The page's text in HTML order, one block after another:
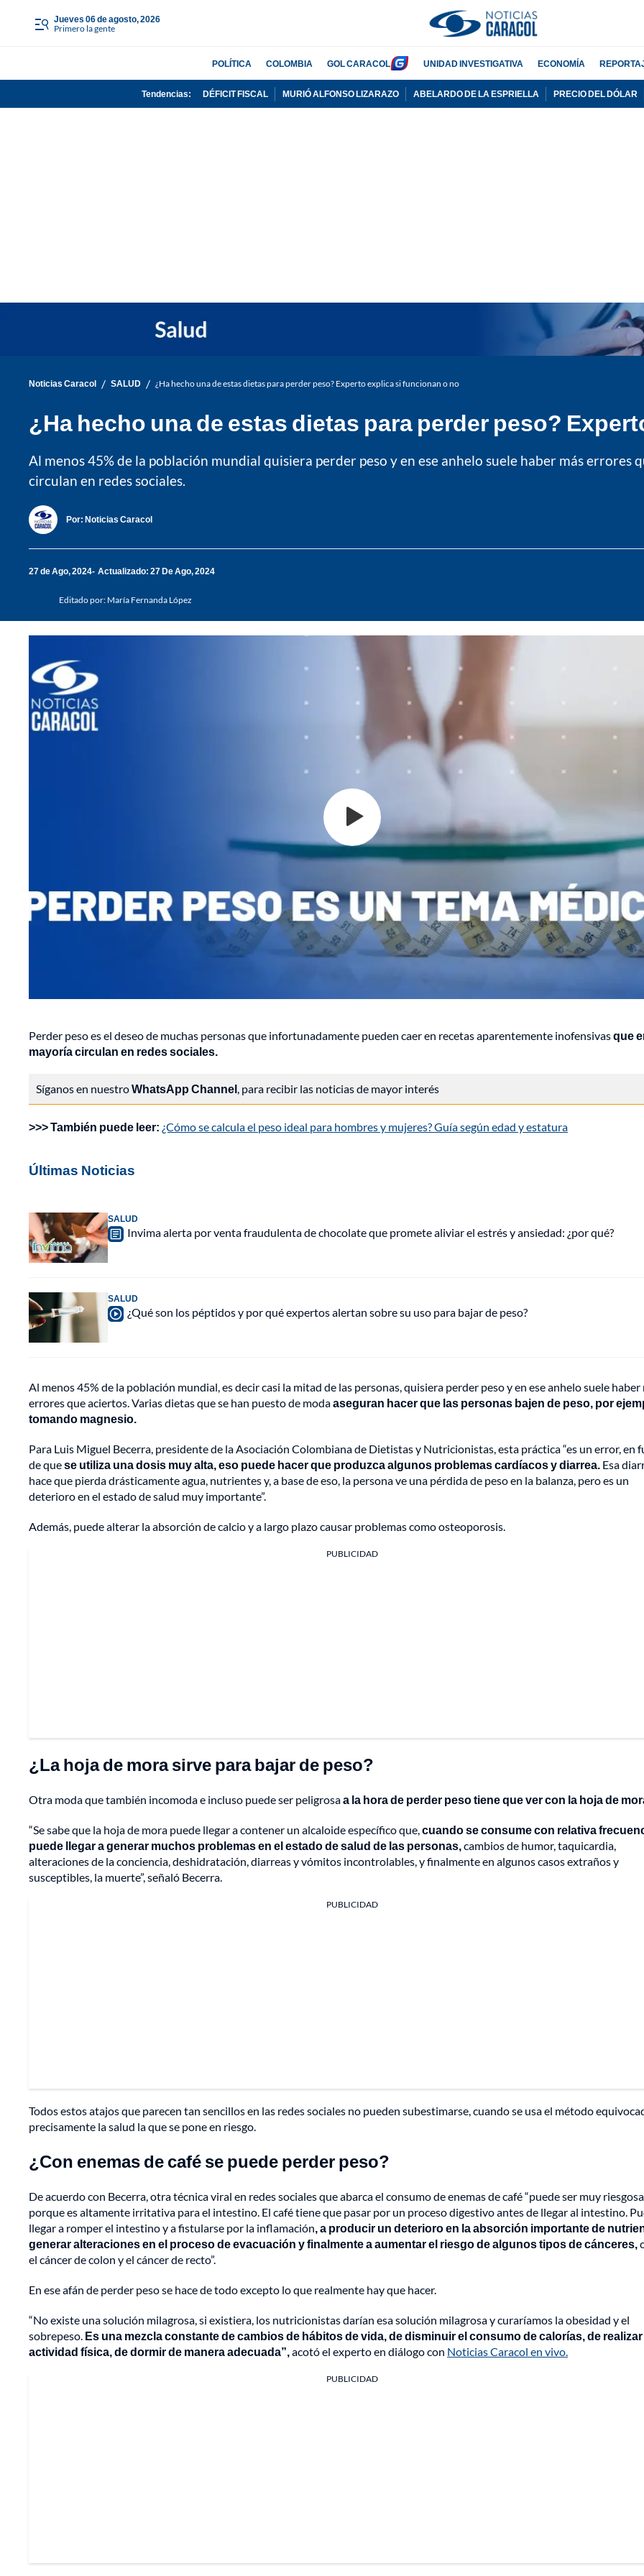
jueves 06 de agosto, 2026
Primero la gente
POLÍTICA COLOMBIA GOL CARACOL UNIDAD INVESTIGATIVA ECONOMÍA
Tendencias: DÉFICIT FISCAL MURIÓ ALFONSO LIZARAZO ABELARDO DE LA ESPRIELLA PRECIO DEL DÓLAR
Noticias Caracol / SALUD / ¿Ha hecho una de estas dietas para perder peso? Experto explica si funcionan o no
¿Ha hecho una de estas dietas para perder peso?
Al menos 45% de la población mundial quisiera perder peso y en ese anhelo suele haber más errores
circulan en redes sociales.
Por: Noticias Caracol
27 de Ago, 2024 Actualizado: 27 De Ago, 2024
Editado por: María Fernanda López
Perder peso es el deseo de muchas personas que infortunadamente pueden caer en recetas aparentemente inofensivasque
mayoría circulan en redes sociales.
Síganos en nuestroWhatsApp Channel, para recibir las noticias de mayor interés
>>> También puede leer: ¿Cómo se calcula el peso ideal para hombres y mujeres? Guía según edad y estatura
Últimas Noticias
SALUD
Invima alerta por venta fraudulenta de chocolate que promete aliviar el estrés y ansiedad: ¿por qué?
SALUD
¿Qué son los péptidos y por qué expertos alertan sobre su uso para bajar de peso?
Al menos 45% de la población mundial, es decir casi la mitad de las personas, quisiera perder peso y en ese anhelo suele haber
errores que aciertos. Varias dietas que se han puesto de modaaseguran hacer que las personas bajen de peso, por
tomando magnesio.
Para Luis Miguel Becerra, presidente de la Asociación Colombiana de Dietistas y Nutricionistas, esta práctica “es un error, en
de quese utiliza una dosis muy alta, eso puede hacer que produzca algunos problemas cardíacos y diarrea. Esa
hace que pierda drásticamente agua, nutrientes y, a base de eso, la persona ve una pérdida de peso en la balanza, pero es un
deterioro en el estado de salud muy importante”.
Además, puede alterar la absorción de calcio y a largo plazo causar problemas como osteoporosis.
PUBLICIDAD
¿La hoja de mora sirve para bajar de peso?
Otra moda que también incomoda e incluso puede ser peligrosaa la hora de perder peso tiene que ver con la hoja de
“Se sabe que la hoja de mora puede llegar a contener un alcaloide específico que,cuando se consume con relativa
puede llegar a generar muchos problemas en el estado de salud de las personas,cambios de humor, taquicardia,
alteraciones de la conciencia, deshidratación, diarreas y vómitos incontrolables, y finalmente en algunos casos extraños y
susceptibles, la muerte”, señaló Becerra.
PUBLICIDAD
Todos estos atajos que parecen tan sencillos en las redes sociales no pueden subestimarse, cuando se usa el método
precisamente la salud la que se pone en riesgo.
¿Con enemas de café se puede perder peso?
De acuerdo con Becerra, otra técnica viral en redes sociales que abarca el consumo de enemas de café “puede ser muy riesgosa
porque es altamente irritativa para el intestino. El café tiene que pasar por un proceso digestivo antes de llegar al intestino.
llegar a romper el intestino y a fistularse por la inflamación, a producir un deterioro en la absorción importante de
generar alteraciones en el proceso de evacuación y finalmente a aumentar el riesgo de algunos tipos de cánceres,
el cáncer de colon y el cáncer de recto”.
En ese afán de perder peso se hace de todo excepto lo que realmente hay que hacer.
“No existe una solución milagrosa, si existiera, los nutricionistas darían esa solución milagrosa y curaríamos la obesidad y el
sobrepeso. Es una mezcla constante de cambios de hábitos de vida, de disminuir el consumo de calorías, de realizar
actividad física, de dormir de manera adecuada”,acotó el experto en diálogo con Noticias Caracol en vivo.
PUBLICIDAD